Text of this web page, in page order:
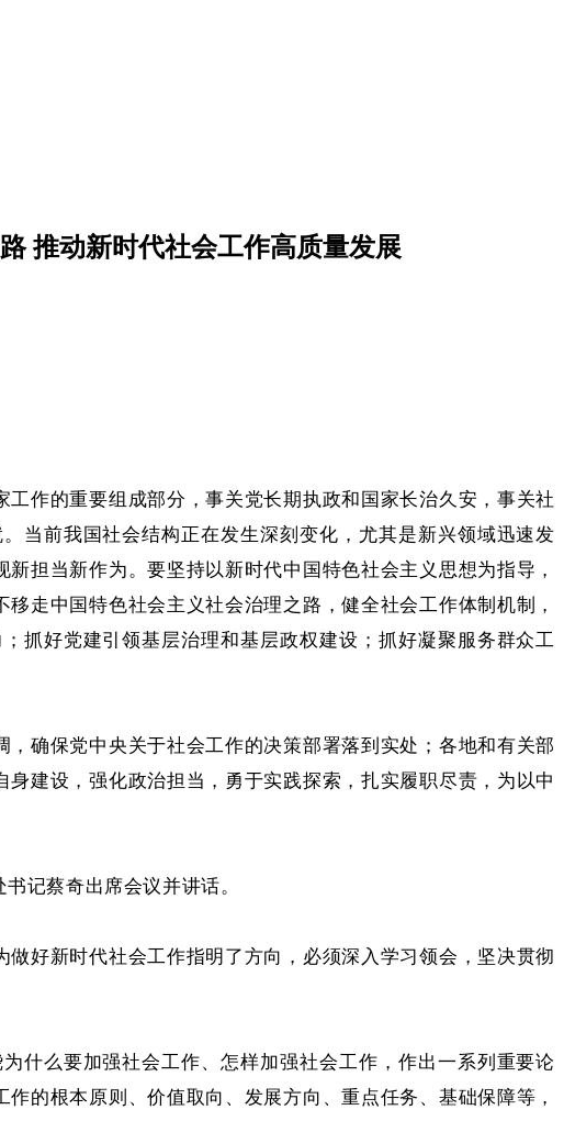
推动新时代社会工作高质量发展
作的重要组成部分，事关党长期执政和国家长治久安，事关社
当前我国社会结构正在发生深刻变化，尤其是新兴领域迅速发
担当新作为。要坚持以新时代中国特色社会主义思想为指导，
走中国特色社会主义社会治理之路，健全社会工作体制机制，
抓好党建引领基层治理和基层政权建设；抓好凝聚服务群众工
确保党中央关于社会工作的决策部署落到实处；各地和有关部
建设，强化政治担当，勇于实践探索，扎实履职尽责，为以中
记蔡奇出席会议并讲话。
好新时代社会工作指明了方向，必须深入学习领会，坚决贯彻
什么要加强社会工作、怎样加强社会工作，作出一系列重要论
的根本原则、价值取向、发展方向、重点任务、基础保障等，